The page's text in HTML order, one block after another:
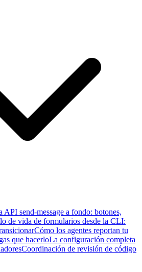
API send-message a fondo: botones,
de vida de formularios desde la CLI:
Cómo los agentes reportan tu
que hacerloLa configuración completa
Coordinación de revisión de código